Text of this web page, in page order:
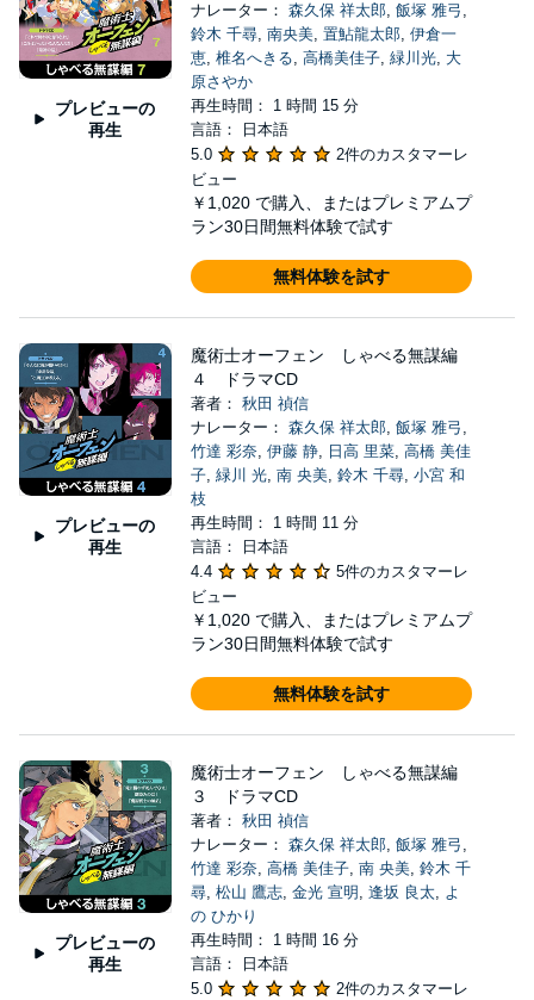
プレビューの
再生
ナレーター： 森久保 祥太郎, 飯塚 雅弓 ,
鈴木 千尋, 南央美, 置鮎龍太郎, 伊倉一
恵, 椎名へきる, 高橋美佳子, 緑川光, 大
原さやか
再生時間： 1 時間 15 分
言語： 日本語
5.0
2件のカスタマーレ
ビュー
￥1,020 で購入、またはプレミアムプ
ラン30日間無料体験で試す
無料体験を試す
プレビューの
再生
魔術士オーフェン しゃべる無謀編
４ ドラマCD
著者： 秋田 禎信
ナレーター： 森久保 祥太郎, 飯塚 雅弓 ,
竹達 彩奈, 伊藤 静, 日高 里菜, 高橋 美佳
子, 緑川 光, 南 央美, 鈴木 千尋, 小宮 和
枝
再生時間： 1 時間 11 分
言語： 日本語
4.4
5件のカスタマーレ
ビュー
￥1,020 で購入、またはプレミアムプ
ラン30日間無料体験で試す
無料体験を試す
プレビューの
再生
魔術士オーフェン しゃべる無謀編
３ ドラマCD
著者： 秋田 禎信
ナレーター： 森久保 祥太郎, 飯塚 雅弓 ,
竹達 彩奈, 高橋 美佳子, 南 央美, 鈴木 千
尋, 松山 鷹志, 金光 宣明 , 逢坂 良太, よ
の ひかり
再生時間： 1 時間 16 分
言語： 日本語
5.0
2件のカスタマーレ